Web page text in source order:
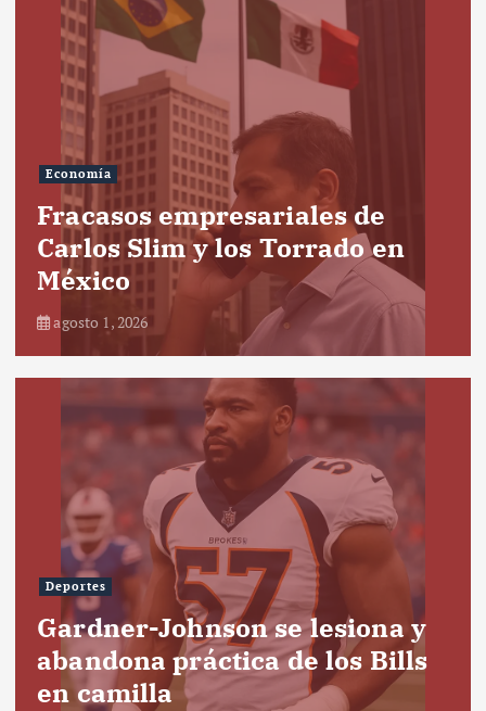
Economía
Fracasos empresariales de
Carlos Slim y los Torrado en
México
agosto 1, 2026
Deportes
Gardner-Johnson se lesiona y
abandona práctica de los Bills
en camilla